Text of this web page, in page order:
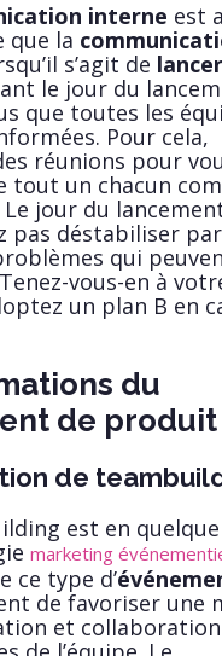
interne est
que la
s’agit de
le jour du
que toutes les
Pour cela,
réunions pour
tout un chacun
jour du
pas déstabiliser
qui
vous-en à
un plan B en
du
de produit
de
est en
marketing
ce type d’
de favoriser une
et